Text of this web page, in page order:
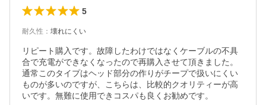
5
耐久性 ： 壊れにくい
リピート購入です。故障したわけではなくケーブルの不具
合で充電ができなくなったので再購入させて頂きました。
通常このタイプはヘッド部分の作りがチープで扱いにくい
ものが多いのですが、こちらは、比較的クオリティーが高
いです。無難に使用できコスパも良くお勧めです。